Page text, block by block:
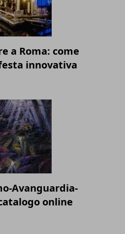
a Roma: come
innovativa
Avanguardia-
online